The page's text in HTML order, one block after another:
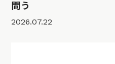
問う
2026.07.22